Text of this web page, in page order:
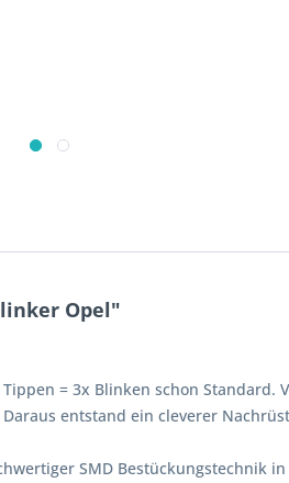
Opel"
= 3x Blinken schon
entstand ein cleverer
SMD Bestückungstechnik